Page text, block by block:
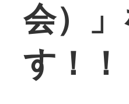
会）
す！！